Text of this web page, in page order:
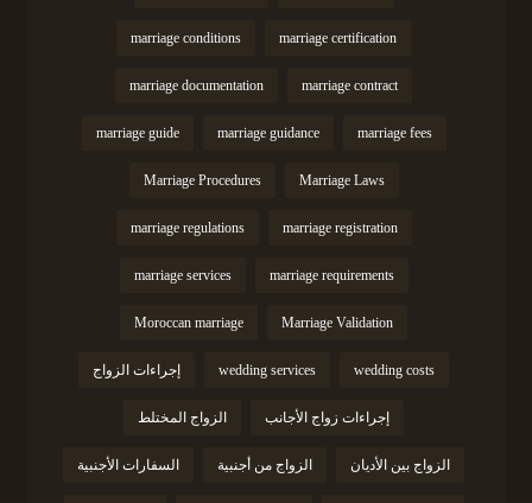
marriage certification
marriage conditions
marriage contract
marriage documentation
marriage fees
marriage guidance
marriage guide
Marriage Laws
Marriage Procedures
marriage registration
marriage regulations
marriage requirements
marriage services
Marriage Validation
Moroccan marriage
wedding costs
wedding services إجراءات الزواج
إجراءات زواج الأجانب الزواج المختلط
الزواج بين الأديان الزواج من أجنبية السفارات الأجنبية